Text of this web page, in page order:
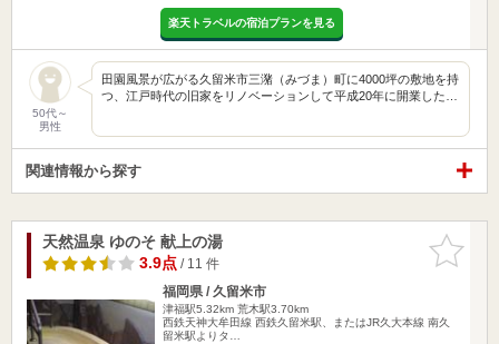
楽天トラベルの宿泊プランを見る
50代～
男性
田園風景が広がる久留米市三潴（みづま）町に4000坪の敷地を持
つ、江戸時代の旧家をリノベーションして平成20年に開業した…
関連情報から探す
お気に入
りに追加
天然温泉 ゆのそ 献上の湯
3.9点/ 11 件
福岡県 / 久留米市
津福駅5.32km 荒木駅3.70km
西鉄天神大牟田線 西鉄久留米駅、またはJR久大本線 南久
留米駅よりタ…